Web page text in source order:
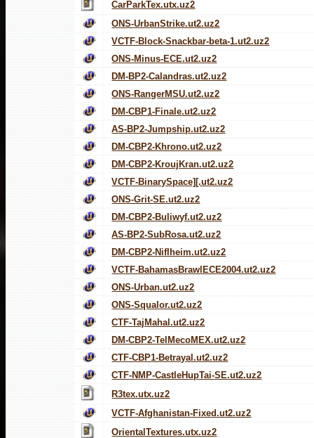
CarParkTex.utx.uz2
ONS-UrbanStrike.ut2.uz2
VCTF-Block-Snackbar-beta-1.ut2.uz2
ONS-Minus-ECE.ut2.uz2
DM-BP2-Calandras.ut2.uz2
ONS-RangerMSU.ut2.uz2
DM-CBP1-Finale.ut2.uz2
AS-BP2-Jumpship.ut2.uz2
DM-CBP2-Khrono.ut2.uz2
DM-CBP2-KroujKran.ut2.uz2
VCTF-BinarySpace][.ut2.uz2
ONS-Grit-SE.ut2.uz2
DM-CBP2-Buliwyf.ut2.uz2
AS-BP2-SubRosa.ut2.uz2
DM-CBP2-Niflheim.ut2.uz2
VCTF-BahamasBrawlECE2004.ut2.uz2
ONS-Urban.ut2.uz2
ONS-Squalor.ut2.uz2
CTF-TajMahal.ut2.uz2
DM-CBP2-TelMecoMEX.ut2.uz2
CTF-CBP1-Betrayal.ut2.uz2
CTF-NMP-CastleHupTai-SE.ut2.uz2
R3tex.utx.uz2
VCTF-Afghanistan-Fixed.ut2.uz2
OrientalTextures.utx.uz2